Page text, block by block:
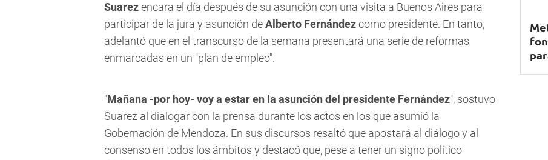
Suarezencara el día después de su asunción con una visita a Buenos Aires para
participar de la jura y asunción deAlberto Fernándezcomo presidente. En tanto,
adelantó que en el transcurso de la semana presentará una serie de reformas
enmarcadas en un "plan de empleo".
"Mañana -por hoy- voy a estar en la asunción del presidente Fernández", sostuvo
Suarez al dialogar con la prensa durante los actos en los que asumió la
Gobernación de Mendoza. En sus discursos resaltó que apostará al diálogo y al
consenso en todos los ámbitos y destacó que, pese a tener un signo político